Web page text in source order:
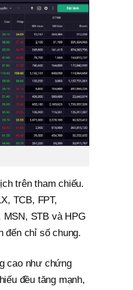
trên tham chiếu.
TCB, FPT,
STB và HPG
đến chỉ số chung.
cao như chứng
đều tăng mạnh,